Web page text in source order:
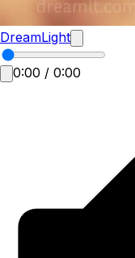
DreamLight
0:00 / 0:00